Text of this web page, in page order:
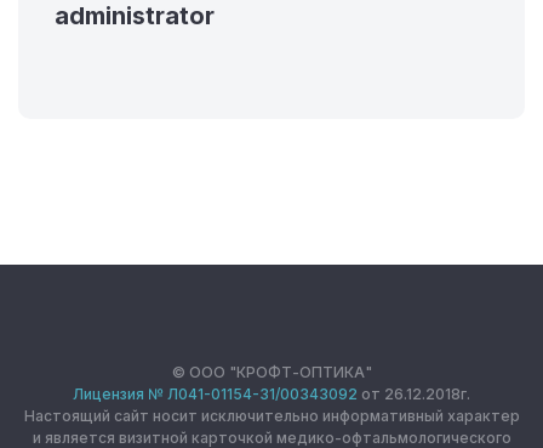
administrator
© ООО "КРОФТ-ОПТИКА"
Лицензия № Л041-01154-31/00343092 от 26.12.2018г.
Настоящий сайт носит исключительно информативный характер
и является визитной карточкой медико-офтальмологического